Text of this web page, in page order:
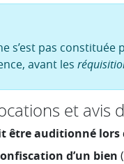
s’est pas
avant les
et avis
être auditionné lors
d’un bien